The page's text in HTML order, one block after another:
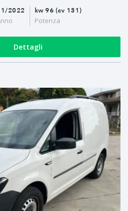
2022
kw 96 (cv 131)
Potenza
Dettagli